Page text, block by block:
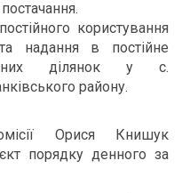
користування
надання в постійне
ділянок у с.
району.
Орися Книшук
порядку денного за